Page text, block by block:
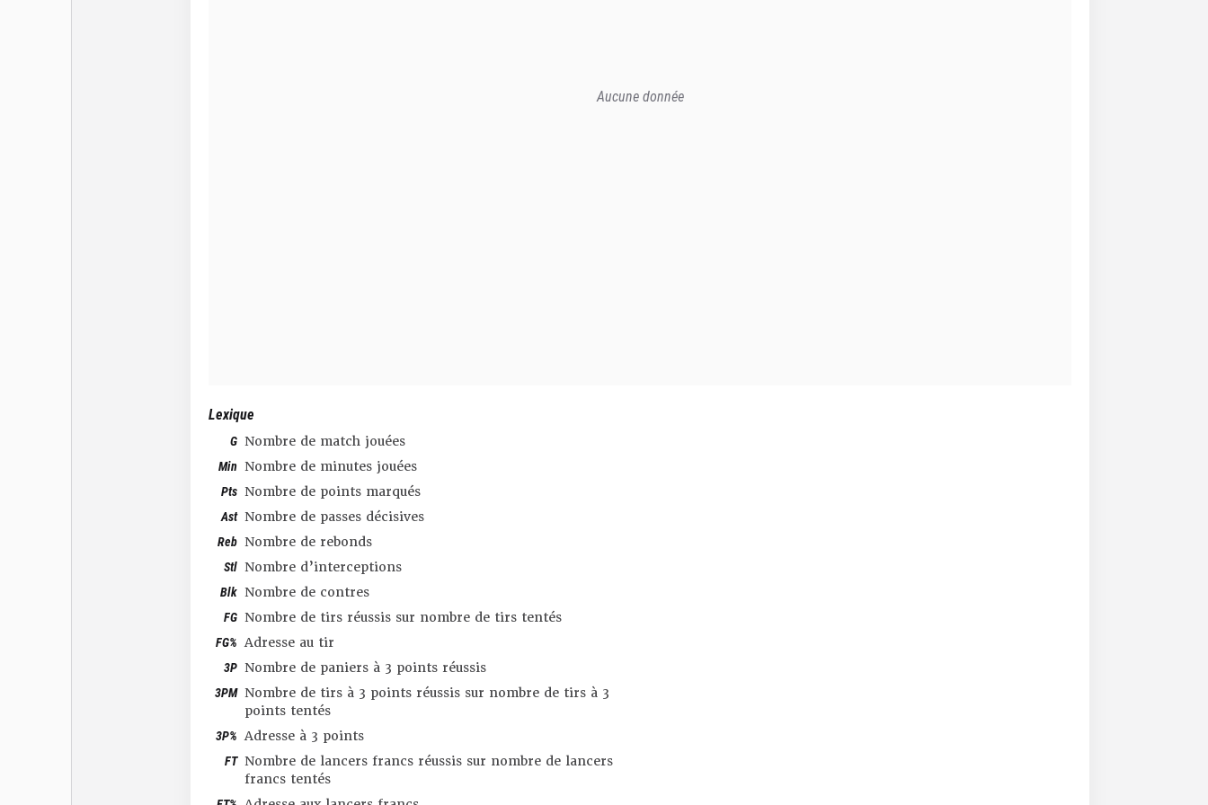
Aucune donnée
Lexique
G Nombre de match jouées
Min Nombre de minutes jouées
Pts Nombre de points marqués
Ast Nombre de passes décisives
Reb Nombre de rebonds
Stl Nombre d’interceptions
Blk Nombre de contres
FG Nombre de tirs réussis sur nombre de tirs tentés
FG% Adresse au tir
3P Nombre de paniers à 3 points réussis
3PM Nombre de tirs à 3 points réussis sur nombre de tirs à 3
points tentés
3P% Adresse à 3 points
FT Nombre de lancers francs réussis sur nombre de lancers
francs tentés